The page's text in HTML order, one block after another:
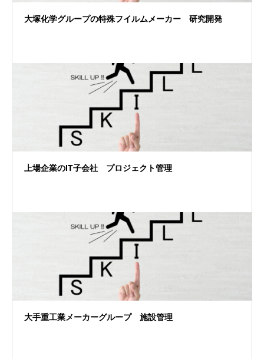
大塚化学グループの特殊フイルムメーカー 研究開発
上場企業のIT子会社 プロジェクト管理
大手重工業メーカーグループ 施設管理